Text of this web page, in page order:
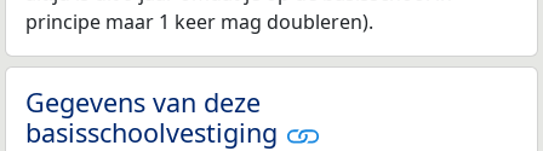
principe maar 1 keer mag doubleren).
Gegevens van deze
basisschoolvestiging